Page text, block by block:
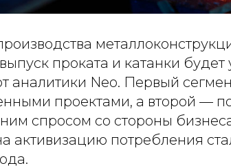
проката и катанки будет
аналитики Neo. Первый
проектами, а второй —
спросом со стороны
активизацию потребления